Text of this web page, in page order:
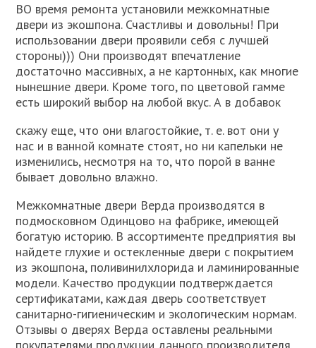
ВО время ремонта установили межкомнатные
двери из экошпона. Счастливы и довольны! При
использовании двери проявили себя с лучшей
стороны))) Они производят впечатление
достаточно массивных, а не картонных, как многие
нынешние двери. Кроме того, по цветовой гамме
есть широкий выбор на любой вкус. А в добавок
скажу еще, что они влагостойкие, т. е. вот они у
нас и в ванной комнате стоят, но ни капельки не
изменились, несмотря на то, что порой в ванне
бывает довольно влажно.
Межкомнатные двери Верда производятся в
подмосковном Одинцово на фабрике, имеющей
богатую историю. В ассортименте предприятия вы
найдете глухие и остекленные двери с покрытием
из экошпона, поливинилхлорида и ламинированные
модели. Качество продукции подтверждается
сертификатами, каждая дверь соответствует
санитарно-гигиеническим и экологическим нормам.
Отзывы о дверях Верда оставлены реальными